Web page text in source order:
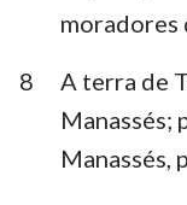
moradores
8
A terra de
Manassés;
Manassés,